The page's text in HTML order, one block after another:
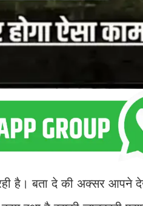
है। बता दे की अक्सर आपने